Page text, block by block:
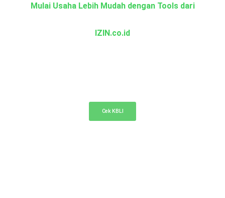
Mulai Usaha Lebih Mudah dengan Tools dari
IZIN.co.id
Cek KBLI